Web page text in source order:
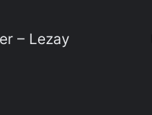
– Lezay